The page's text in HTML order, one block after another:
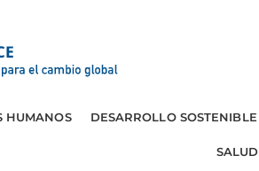
HUMANOS DESARROLLO SOSTENIBLE
SALUD